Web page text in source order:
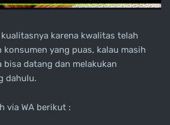
karena kwalitas telah
yang puas, kalau masih
bisa datang dan melakukan
dahulu.
via WA berikut :